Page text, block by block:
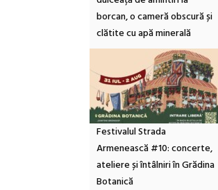
borcan, o cameră obscură și
clătite cu apă minerală
Festivalul Strada
Armenească #10: concerte,
ateliere și întâlniri în Grădina
Botanică